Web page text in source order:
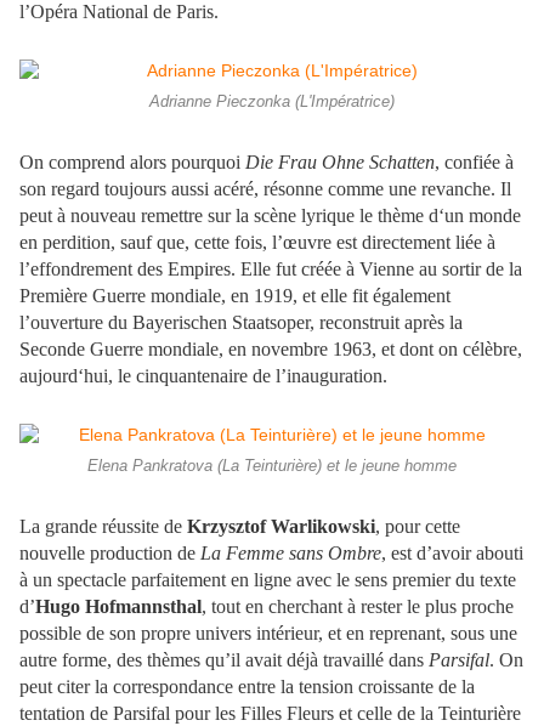
l’Opéra National de Paris.
Adrianne Pieczonka (L'Impératrice)
On comprend alors pourquoi Die Frau Ohne Schatten, confiée à
son regard toujours aussi acéré, résonne comme une revanche. Il
peut à nouveau remettre sur la scène lyrique le thème d‘un monde
en perdition, sauf que, cette fois, l’œuvre est directement liée à
l’effondrement des Empires. Elle fut créée à Vienne au sortir de la
Première Guerre mondiale, en 1919, et elle fit également
l’ouverture du Bayerischen Staatsoper, reconstruit après la
Seconde Guerre mondiale, en novembre 1963, et dont on célèbre,
aujourd‘hui, le cinquantenaire de l’inauguration.
Elena Pankratova (La Teinturière) et le jeune homme
La grande réussite de Krzysztof Warlikowski, pour cette
nouvelle production de La Femme sans Ombre, est d’avoir abouti
à un spectacle parfaitement en ligne avec le sens premier du texte
d’Hugo Hofmannsthal, tout en cherchant à rester le plus proche
possible de son propre univers intérieur, et en reprenant, sous une
autre forme, des thèmes qu’il avait déjà travaillé dans Parsifal. On
peut citer la correspondance entre la tension croissante de la
tentation de Parsifal pour les Filles Fleurs et celle de la Teinturière